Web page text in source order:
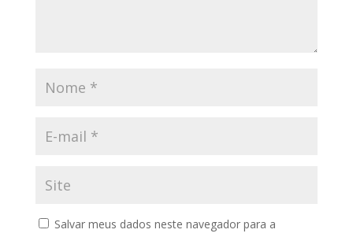
Salvar meus dados neste navegador para a